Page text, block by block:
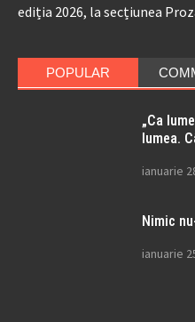
ediția 2026, la secțiunea
POPULAR
„Ca
lumea.
ianuarie
Nimic
ianuarie